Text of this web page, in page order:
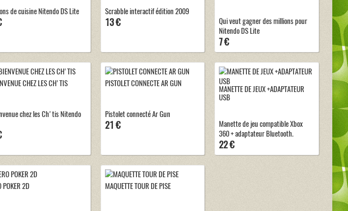
de cuisine Nitendo DS Lite Scrabble interactif édition 2009
13 €
Qui veut gagner des millions pour
Nitendo DS Lite
7 €
CHEZ LES CH'TIS
chez les Ch'tis Nitendo
PISTOLET CONNECTE AR GUN
Pistolet connecté Ar Gun
21 €
MANETTE DE JEUX +ADAPTATEUR
USB
Manette de jeu compatible Xbox
360 + adaptateur Bluetooth.
22 €
POKER 2D MAQUETTE TOUR DE PISE